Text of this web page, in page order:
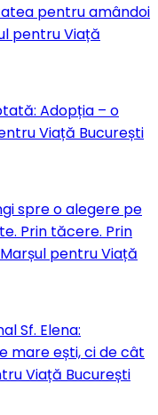
pentru amândoi
pentru Viață
Adopția – o
Viață București
spre o alegere pe
Prin tăcere. Prin
pentru Viață
Sf. Elena:
mare ești, ci de cât
Viață București